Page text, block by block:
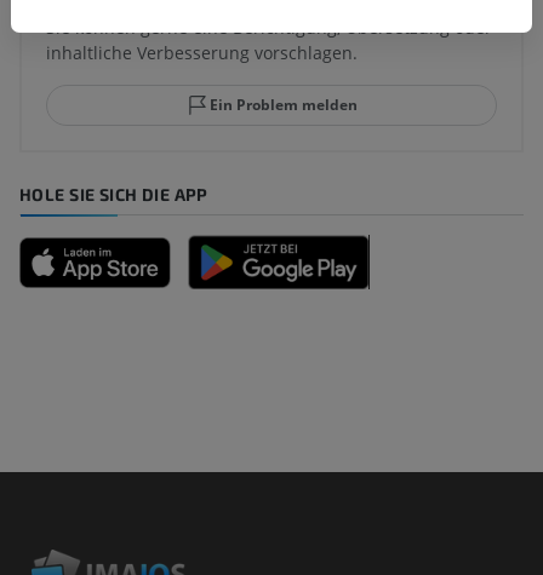
Sie können gerne eine Berichtigung, Übersetzung oder
inhaltliche Verbesserung vorschlagen.
Ein Problem melden
HOLE SIE SICH DIE APP